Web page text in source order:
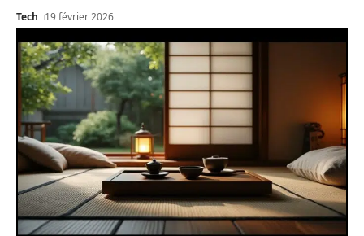
Tech 19 février 2026